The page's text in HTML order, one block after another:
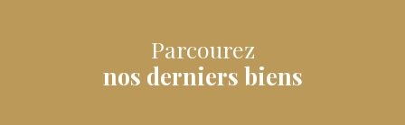
Parcourez
nos derniers biens